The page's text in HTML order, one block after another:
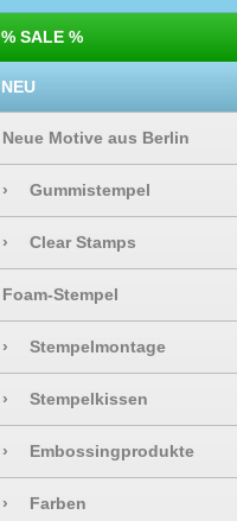
% SALE %
NEU
Neue Motive aus Berlin
› Gummistempel
› Clear Stamps
Foam-Stempel
› Stempelmontage
› Stempelkissen
› Embossingprodukte
› Farben